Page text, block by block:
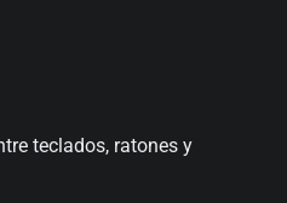
teclados, ratones y